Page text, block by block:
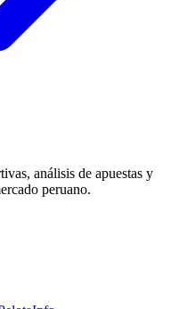
análisis de apuestas y
peruano.